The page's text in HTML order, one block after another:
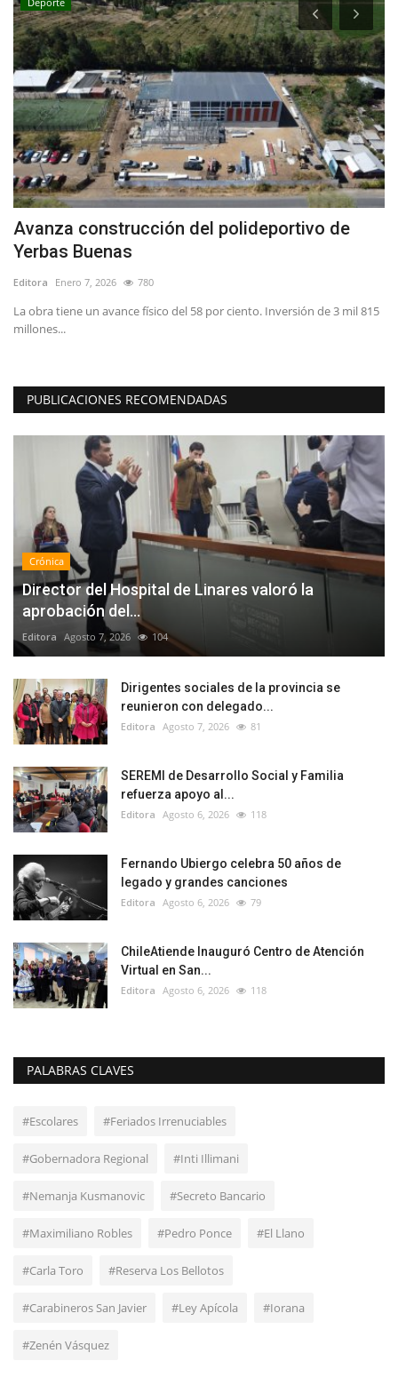
Avanza construcción del polideportivo de
Yerbas Buenas
Editora Enero 7, 2026 780
La obra tiene un avance físico del 58 por ciento. Inversión de 3 mil 815
millones...
PUBLICACIONES RECOMENDADAS
Crónica
Director del Hospital de Linares valoró la
aprobación del...
Editora Agosto 7, 2026 104
Dirigentes sociales de la provincia se
reunieron con delegado...
Editora Agosto 7, 2026 81
SEREMI de Desarrollo Social y Familia
refuerza apoyo al...
Editora Agosto 6, 2026 118
Fernando Ubiergo celebra 50 años de
legado y grandes canciones
Editora Agosto 6, 2026 79
ChileAtiende Inauguró Centro de Atención
Virtual en San...
Editora Agosto 6, 2026 118
PALABRAS CLAVES
#Escolares #Feriados Irrenuciables
#Gobernadora Regional #Inti Illimani
#Nemanja Kusmanovic #Secreto Bancario
#Maximiliano Robles #Pedro Ponce #El Llano
#Carla Toro #Reserva Los Bellotos
#Carabineros San Javier #Ley Apícola #Iorana
#Zenén Vásquez